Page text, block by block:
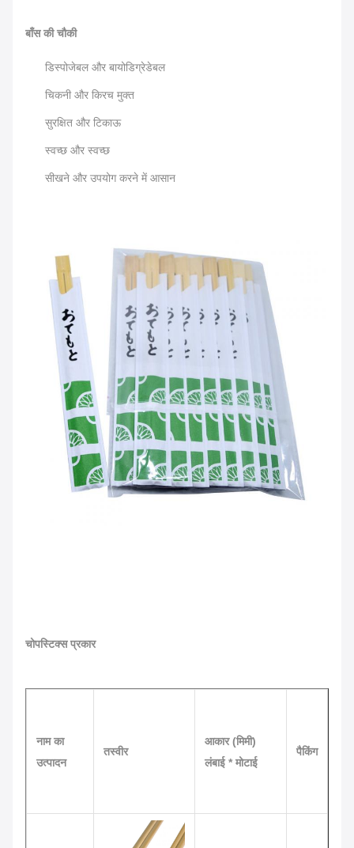
बाँस की चौकी
डिस्पोजेबल और बायोडिग्रेडेबल
चिकनी और किरच मुक्त
सुरक्षित और टिकाऊ
स्वच्छ और स्वच्छ
सीखने और उपयोग करने में आसान
चोपस्टिक्स प्रकार
नाम का
उत्पादन
तस्वीर
आकार (मिमी)
लंबाई * मोटाई
पैकिंग